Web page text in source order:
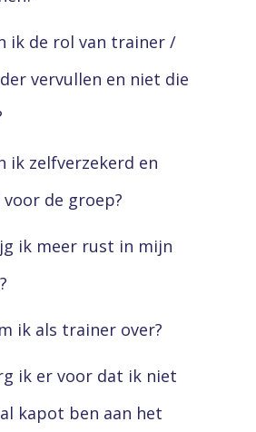
ik de rol van trainer /
vervullen en niet die
ik zelfverzekerd en
voor de groep?
ik meer rust in mijn
ik als trainer over?
ik er voor dat ik niet
kapot ben aan het